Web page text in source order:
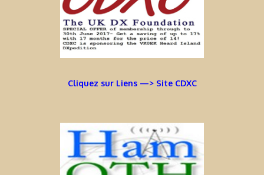
Cliquez sur Liens —> Site CDXC